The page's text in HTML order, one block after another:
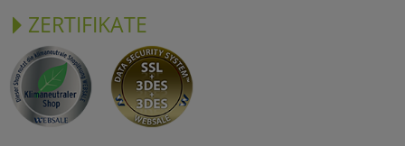
ZERTIFIKATE